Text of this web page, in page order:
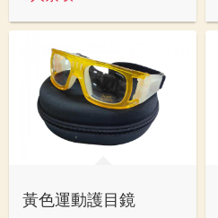
黃色運動護目鏡